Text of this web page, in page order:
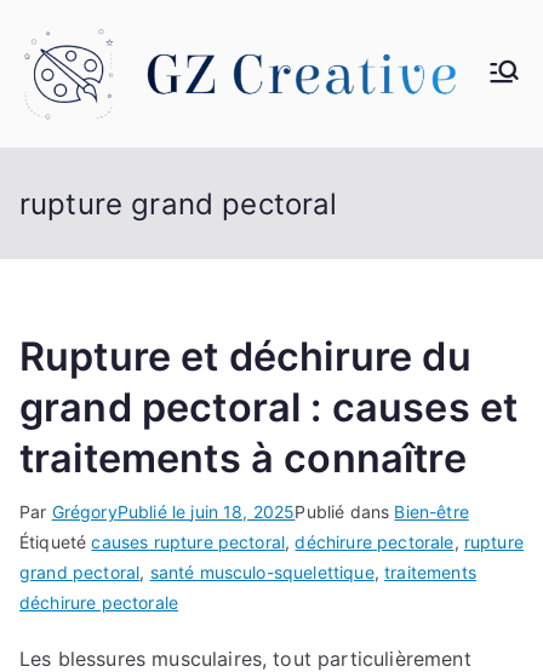
contenu
tiv
e
rupture grand pectoral
Rupture et déchirure du
grand pectoral : causes et
traitements à connaître
Par GrégoryPublié le juin 18, 2025Publié dans Bien-être
Étiquetécauses rupture pectoral,déchirure pectorale, rupture
grand pectoral, santé musculo-squelettique,traitements
déchirure pectorale
Les blessures musculaires, tout particulièrement